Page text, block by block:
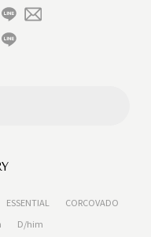
ESSENTIAL
CORCOVADO
D/him